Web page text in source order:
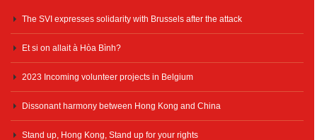
The SVI expresses solidarity with Brussels after the attack
Et si on allait à Hòa Bình?
2023 Incoming volunteer projects in Belgium
Dissonant harmony between Hong Kong and China
Stand up, Hong Kong, Stand up for your rights